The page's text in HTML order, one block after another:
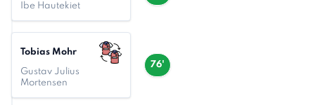
Ibe Hautekiet
76'
Tobias Mohr
Gustav Julius
Mortensen